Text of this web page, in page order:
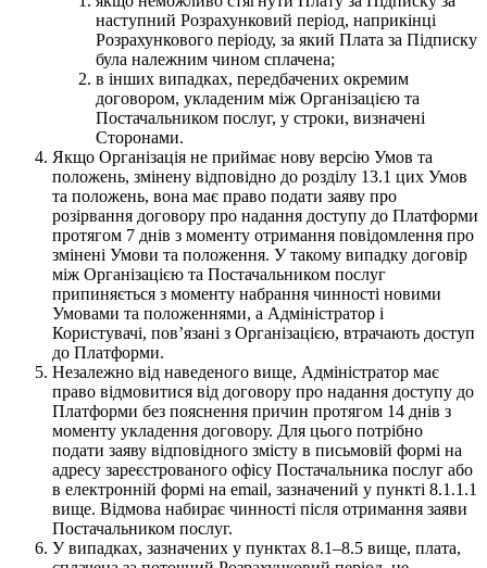
наступний Розрахунковий період, наприкінці
Розрахункового періоду, за який Плата за Підписку
була належним чином сплачена;
в інших випадках, передбачених окремим
договором, укладеним між Організацією та
Постачальником послуг, у строки, визначені
Сторонами.
Якщо Організація не приймає нову версію Умов та
положень, змінену відповідно до розділу 13.1 цих Умов
та положень, вона має право подати заяву про
розірвання договору про надання доступу до Платформи
протягом 7 днів з моменту отримання повідомлення про
змінені Умови та положення. У такому випадку договір
між Організацією та Постачальником послуг
припиняється з моменту набрання чинності новими
Умовами та положеннями, а Адміністратор і
Користувачі, повʼязані з Організацією, втрачають доступ
до Платформи.
Незалежно від наведеного вище, Адміністратор має
право відмовитися від договору про надання доступу до
Платформи без пояснення причин протягом 14 днів з
моменту укладення договору. Для цього потрібно
подати заяву відповідного змісту в письмовій формі на
адресу зареєстрованого офісу Постачальника послуг або
в електронній формі на email, зазначений у пункті 8.1.1.1
вище. Відмова набирає чинності після отримання заяви
Постачальником послуг.
У випадках, зазначених у пунктах 8.1–8.5 вище, плата,